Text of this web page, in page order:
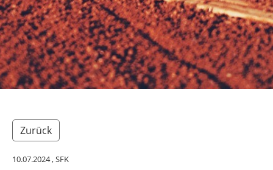
Zurück
10.07.2024, SFK